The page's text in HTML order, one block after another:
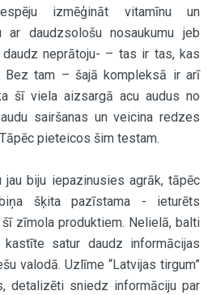
izmēģināt vitamīnu un
ar daudzsološu nosaukumu jeb
neprātoju- – tas ir tas, kas
Bez tam – šajā kompleksā ir arī
šī viela aizsargā acu audus no
sairšanas un veicina redzes
pieteicos šim testam.
jau biju iepazinusies agrāk, tāpēc
šķita pazīstama - ieturēts
zīmola produktiem. Nelielā, balti
satur daudz informācijas
valodā. Uzlīme “Latvijas tirgum”
detalizēti sniedz informāciju par